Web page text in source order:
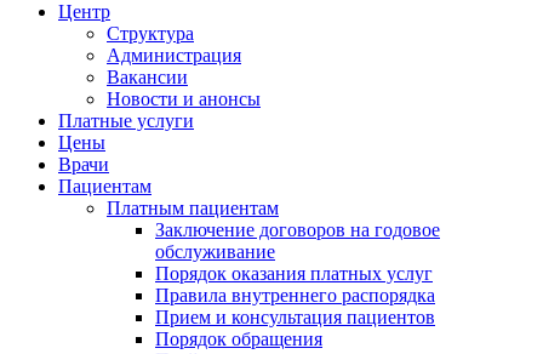
Центр
Структура
Администрация
Вакансии
Новости и анонсы
Платные услуги
Цены
Врачи
Пациентам
Платным пациентам
Заключение договоров на годовое
обслуживание
Порядок оказания платных услуг
Правила внутреннего распорядка
Прием и консультация пациентов
Порядок обращения